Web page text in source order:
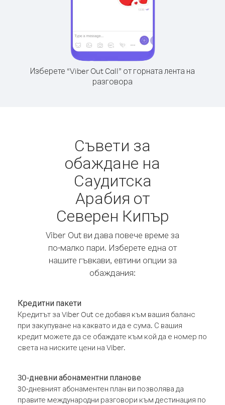
Изберете “Viber Out Call” от горната лента на
разговора
Съвети за
обаждане на
Саудитска
Арабия от
Северен Кипър
Viber Out ви дава повече време за
по-малко пари. Изберете една от
нашите гъвкави, евтини опции за
обаждания:
Кредитни пакети
Кредитът за Viber Out се добавя към вашия баланс
при закупуване на каквато и да е сума. С вашия
кредит можете да се обаждате към кой да е номер по
света на ниските цени на Viber.
30-дневни абонаментни планове
30-дневният абонаментен план ви позволява да
правите международни разговори към дестинация по